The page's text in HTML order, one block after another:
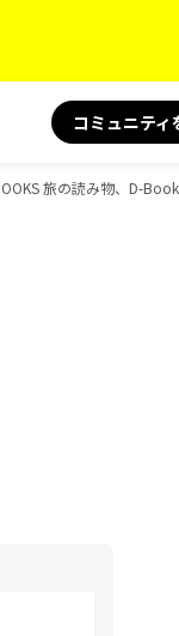
コミュニティ
旅の読み物、D-